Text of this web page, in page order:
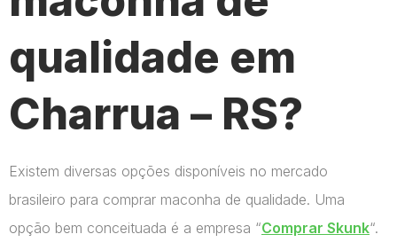
qualidade em
Charrua – RS?
Existem diversas opções disponíveis no mercado
brasileiro para comprar maconha de qualidade. Uma
opção bem conceituada é a empresa “Comprar Skunk“.